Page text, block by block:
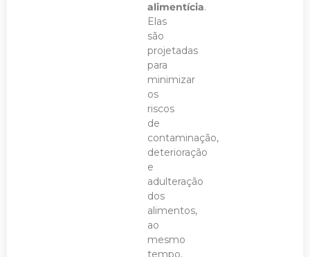
alimentícia.
Elas
são
projetadas
para
minimizar
os
riscos
de
contaminação,
deterioração
e
adulteração
dos
alimentos,
ao
mesmo
tempo,